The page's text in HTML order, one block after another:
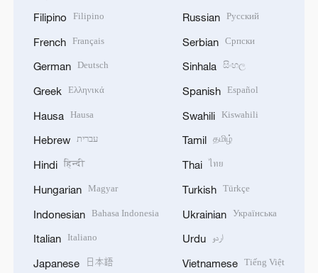
Filipino Filipino
French Français
German Deutsch
Greek Ελληνικά
Hausa Hausa
Hebrew עברית
Hindi हिन्दी
Hungarian Magyar
Indonesian Bahasa Indonesia
Italian Italiano
Japanese 日本語
Russian Русский
Serbian Српски
Sinhala සිංහල
Spanish Español
Swahili Kiswahili
Tamil தமிழ்
Thai ไทย
Turkish Türkçe
Ukrainian Українська
Urdu اردو
Vietnamese Tiếng Việt